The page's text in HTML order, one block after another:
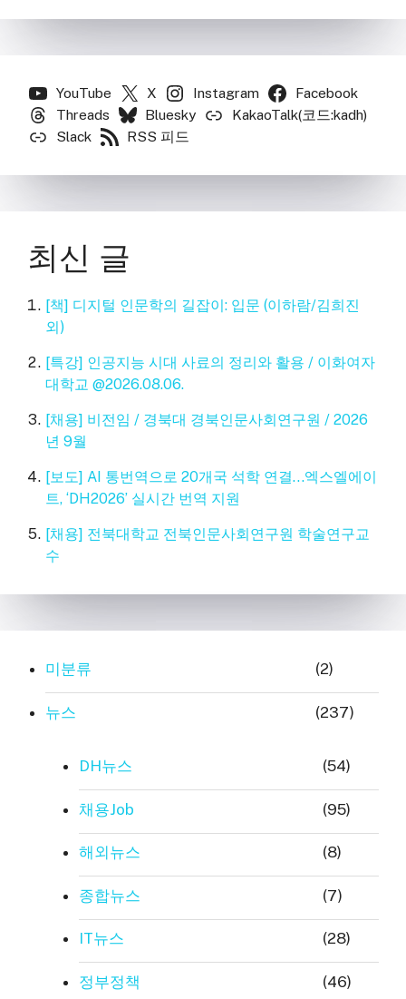
YouTube X Instagram
Facebook
Threads
Bluesky
KakaoTalk(코드:kadh)
Slack
RSS 피드
최신 글
[책] 디지털 인문학의 길잡이: 입문 (이하람/김희진
외)
[특강] 인공지능 시대 사료의 정리와 활용 / 이화여자
대학교 @2026.08.06.
[채용] 비전임 / 경북대 경북인문사회연구원 / 2026
년 9월
[보도] AI 통번역으로 20개국 석학 연결…엑스엘에이
트, ‘DH2026’ 실시간 번역 지원
[채용] 전북대학교 전북인문사회연구원 학술연구교
수
미분류 (2)
뉴스 (237)
DH뉴스 (54)
채용Job (95)
해외뉴스 (8)
종합뉴스 (7)
IT뉴스 (28)
정부정책 (46)